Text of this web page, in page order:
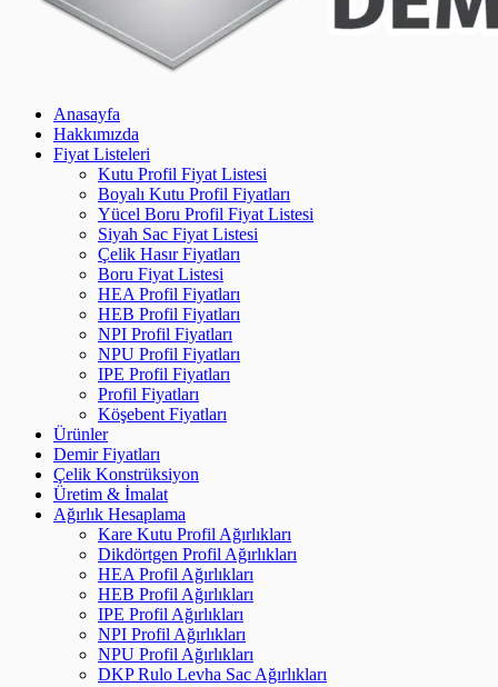
Anasayfa
Hakkımızda
Fiyat Listeleri
Kutu Profil Fiyat Listesi
Boyalı Kutu Profil Fiyatları
Yücel Boru Profil Fiyat Listesi
Siyah Sac Fiyat Listesi
Çelik Hasır Fiyatları
Boru Fiyat Listesi
HEA Profil Fiyatları
HEB Profil Fiyatları
NPI Profil Fiyatları
NPU Profil Fiyatları
IPE Profil Fiyatları
Profil Fiyatları
Köşebent Fiyatları
Ürünler
Demir Fiyatları
Çelik Konstrüksiyon
Üretim & İmalat
Ağırlık Hesaplama
Kare Kutu Profil Ağırlıkları
Dikdörtgen Profil Ağırlıkları
HEA Profil Ağırlıkları
HEB Profil Ağırlıkları
IPE Profil Ağırlıkları
NPI Profil Ağırlıkları
NPU Profil Ağırlıkları
DKP Rulo Levha Sac Ağırlıkları